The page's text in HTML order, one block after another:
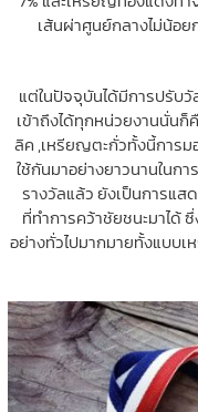
เส้นผ่าศูนย์กลางไม่น้อย
แต่ในปัจจุบันได้มีการปรับ
เข้าถึงได้ทุกหน่วยงานนั่น
ลิค ,เหรียญตะกั่วทั้งนี้การ
ใช้กันมาอย่างยาวนานใน
รางวัลแล้ว ยังเป็นการแ
ที่ทำการคว้าชัยชนะมาได้
อย่างทั่วไปมากมายทั้งแบบ